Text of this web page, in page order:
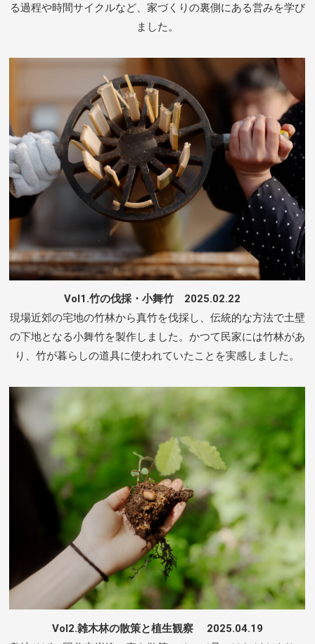
る過程や時間サイクルなど、家づくりの裏側にある営みを学び
ました。
Vol1.竹の伐採・小舞竹 2025.02.22
現場近郊の宅地の竹林から真竹を伐採し、伝統的な方法で土壁
の下地となる小舞竹を製作しました。かつて民家には竹林があ
り、竹が暮らしの道具に使われていたことを実感しました。
Vol2.雑木林の散策と植生観察 2025.04.19